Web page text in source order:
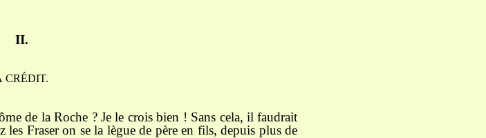
II.
CRÉDIT.
de la Roche ? Je le crois bien ! Sans cela, il faudrait
Fraser on se la lègue de père en fils, depuis plus de